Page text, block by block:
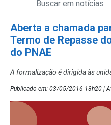
Aberta a chamada
Termo de Repasse
do PNAE
A formalização é dirigida às
Publicado em: 03/05/2016 13h20 |